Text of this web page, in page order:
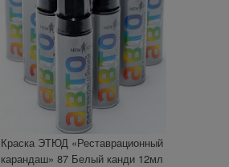
Краска ЭТЮД «Реставрационный
карандаш» 87 Белый канди 12мл